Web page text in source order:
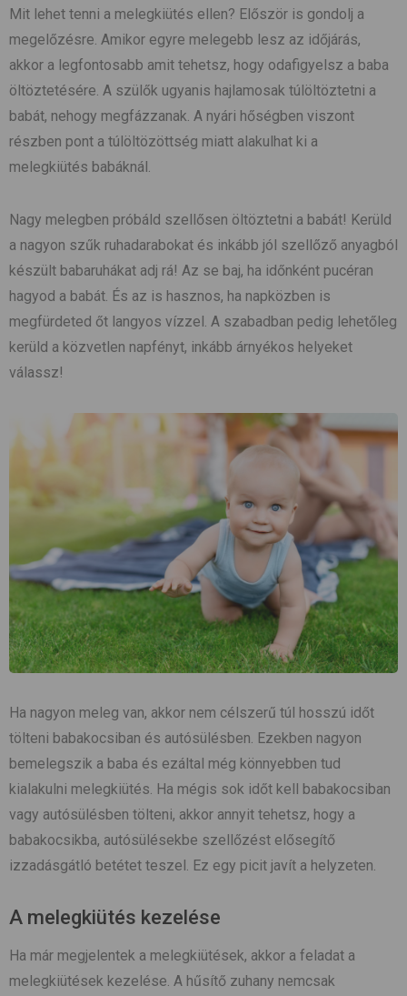
Mit lehet tenni a melegkiütés ellen? Először is gondolj a
megelőzésre. Amikor egyre melegebb lesz az időjárás,
akkor a legfontosabb amit tehetsz, hogy odafigyelsz a baba
öltöztetésére. A szülők ugyanis hajlamosak túlöltöztetni a
babát, nehogy megfázzanak. A nyári hőségben viszont
részben pont a túlöltözöttség miatt alakulhat ki a
melegkiütés babáknál.
Nagy melegben próbáld szellősen öltöztetni a babát! Kerüld
a nagyon szűk ruhadarabokat és inkább jól szellőző anyagból
készült babaruhákat adj rá! Az se baj, ha időnként pucéran
hagyod a babát. És az is hasznos, ha napközben is
megfürdeted őt langyos vízzel. A szabadban pedig lehetőleg
kerüld a közvetlen napfényt, inkább árnyékos helyeket
válassz!
Ha nagyon meleg van, akkor nem célszerű túl hosszú időt
tölteni babakocsiban és autósülésben. Ezekben nagyon
bemelegszik a baba és ezáltal még könnyebben tud
kialakulni melegkiütés. Ha mégis sok időt kell babakocsiban
vagy autósülésben tölteni, akkor annyit tehetsz, hogy a
babakocsikba, autósülésekbe szellőzést elősegítő
izzadásgátló betétet teszel. Ez egy picit javít a helyzeten.
A melegkiütés kezelése
Ha már megjelentek a melegkiütések, akkor a feladat a
melegkiütések kezelése. A hűsítő zuhany nemcsak